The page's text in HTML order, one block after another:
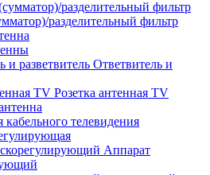
разделительный фильтр
Ответвитель и
Розетка антенная TV
кабельного телевидения
Аппарат